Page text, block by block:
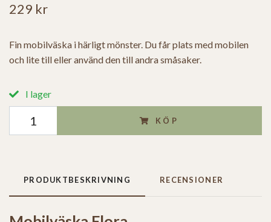
229 kr
Fin mobilväska i härligt mönster. Du får plats med mobilen
och lite till eller använd den till andra småsaker.
I lager
KÖP
PRODUKTBESKRIVNING RECENSIONER